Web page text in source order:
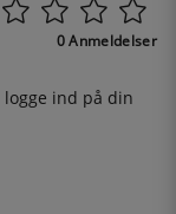
0 Anmeldelser
logge ind på din